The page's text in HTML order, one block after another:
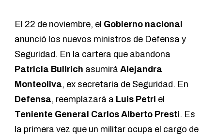
El 22 de noviembre, el Gobierno nacional
anunció los nuevos ministros de Defensa y
Seguridad. En la cartera que abandona
Patricia Bullrich asumirá Alejandra
Monteoliva, ex secretaria de Seguridad. En
Defensa, reemplazará a Luis Petri el
Teniente General Carlos Alberto Presti. Es
la primera vez que un militar ocupa el cargo de